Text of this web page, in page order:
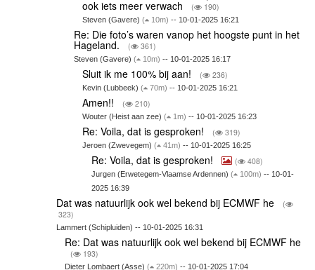
ook iets meer verwach ( 190)
Steven (Gavere)( 10m) -- 10-01-2025 16:21
Re: Die foto’s waren vanop het hoogste punt in het
Hageland. ( 361)
Steven (Gavere) ( 10m) -- 10-01-2025 16:17
Sluit ik me 100% bij aan! ( 236)
Kevin (Lubbeek)( 70m) -- 10-01-2025 16:21
Amen!! ( 210)
Wouter (Heist aan zee)( 1m) -- 10-01-2025 16:23
Re: Voila, dat is gesproken! ( 319)
Jeroen (Zwevegem)( 41m) -- 10-01-2025 16:25
Re: Voila, dat is gesproken! ( 408)
Jurgen (Erwetegem-Vlaamse Ardennen) ( 100m) -- 10-01-
2025 16:39
Dat was natuurlijk ook wel bekend bij ECMWF he
(
323)
Lammert (Schipluiden) -- 10-01-2025 16:31
Re: Dat was natuurlijk ook wel bekend bij ECMWF he
( 193)
Dieter Lombaert (Asse)( 220m) -- 10-01-2025 17:04